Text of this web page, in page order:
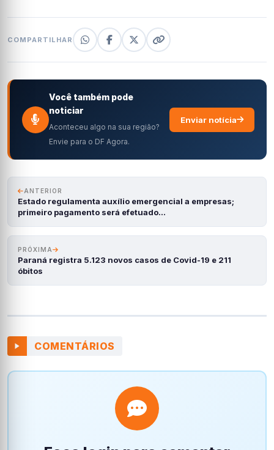
COMPARTILHAR
Você também pode
noticiar
Aconteceu algo na sua região?
Envie para o DF Agora.
Enviar notícia
ANTERIOR
Estado regulamenta auxílio emergencial a empresas;
primeiro pagamento será efetuado…
PRÓXIMA
Paraná registra 5.123 novos casos de Covid-19 e 211
óbitos
COMENTÁRIOS